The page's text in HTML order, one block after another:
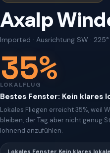
Axalp
Imported · Ausrichtung SW · 225°
35%
LOKALFLUG
Bestes Fenster: Kein klares
Lokales Fliegen erreicht 35%, weil
bleiben, der Tag aber nicht genug
lohnend anzufühlen.